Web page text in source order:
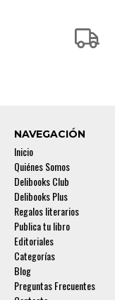
NAVEGACIÓN
Inicio
Quiénes Somos
Delibooks Club
Delibooks Plus
Regalos literarios
Publica tu libro
Editoriales
Categorías
Blog
Preguntas Frecuentes